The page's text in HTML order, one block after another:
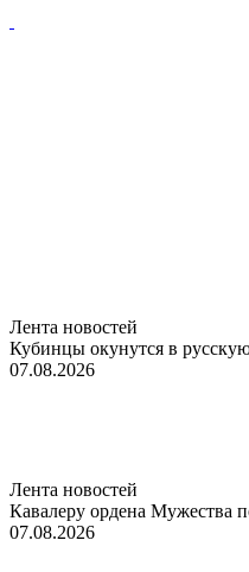
Лента новостей
Кубинцы окунутся в
07.08.2026
Лента новостей
Кавалеру ордена Мужества
07.08.2026